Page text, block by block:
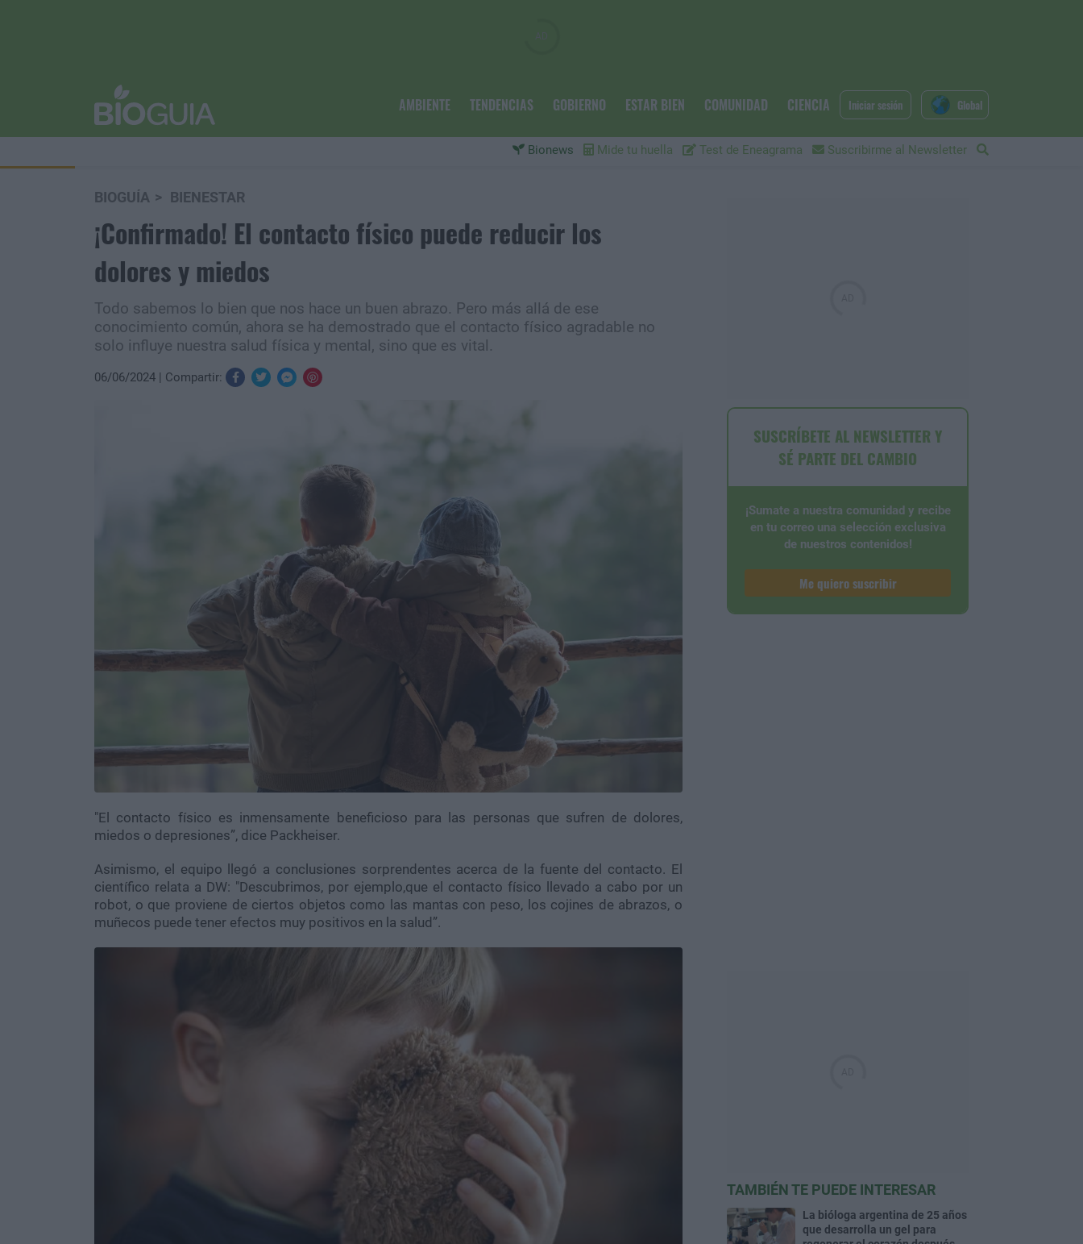
AMBIENTE TENDENCIAS GOBIERNO ESTAR BIEN COMUNIDAD CIENCIA
Bionews Mide tu huella Test de Eneagrama Suscribirme al Newsletter
Iniciar sesión Global
BIOGUÍA BIENESTAR
¡Confirmado! El contacto físico puede reducir los
dolores y miedos
Todo sabemos lo bien que nos hace un buen abrazo. Pero más allá de ese
conocimiento común, ahora se ha demostrado que el contacto físico agradable no
solo influye nuestra salud física y mental, sino que es vital.
06/06/2024 Compartir:
"El contacto físico es inmensamente beneficioso para las personas que sufren de dolores,
miedos o depresiones”, dice Packheiser.
Asimismo, el equipo llegó a conclusiones sorprendentes acerca de la fuente del contacto. El
científico relata a DW: "Descubrimos, por ejemplo,que el contacto físico llevado a cabo por un
robot, o que proviene de ciertos objetos como las mantas con peso, los cojines de abrazos, o
muñecos puede tener efectos muy positivos en la salud”.
SUSCRÍBETE AL NEWSLETTER Y
SÉ PARTE DEL CAMBIO
¡Sumate a nuestra comunidad y recibe
en tu correo una selección exclusiva
de nuestros contenidos!
Me quiero suscribir
TAMBIÉN TE PUEDE INTERESAR
La bióloga argentina de 25 años
que desarrolla un gel para